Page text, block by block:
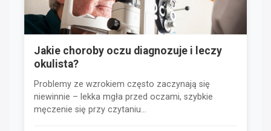
Jakie choroby oczu diagnozuje i leczy
okulista?
Problemy ze wzrokiem często zaczynają się
niewinnie – lekka mgła przed oczami, szybkie
męczenie się przy czytaniu...